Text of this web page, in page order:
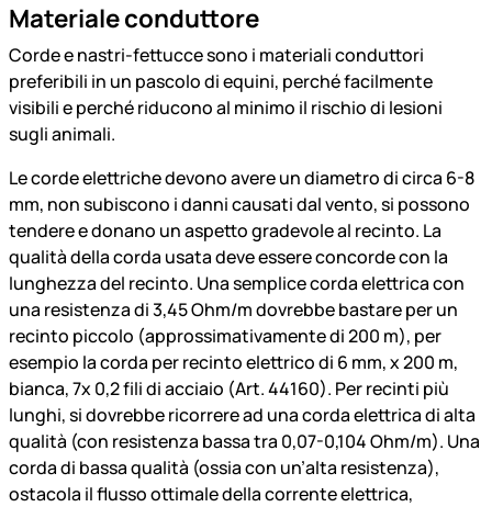
Materiale conduttore
Corde e nastri-fettucce sono i materiali conduttori
preferibili in un pascolo di equini, perché facilmente
visibili e perché riducono al minimo il rischio di lesioni
sugli animali.
Le corde elettriche devono avere un diametro di circa 6-8
mm, non subiscono i danni causati dal vento, si possono
tendere e donano un aspetto gradevole al recinto. La
qualità della corda usata deve essere concorde con la
lunghezza del recinto. Una semplice corda elettrica con
una resistenza di 3,45 Ohm/m dovrebbe bastare per un
recinto piccolo (approssimativamente di 200 m), per
esempio la corda per recinto elettrico di 6 mm, x 200 m,
bianca, 7x 0,2 fili di acciaio (Art. 44160). Per recinti più
lunghi, si dovrebbe ricorrere ad una corda elettrica di alta
qualità (con resistenza bassa tra 0,07-0,104 Ohm/m). Una
corda di bassa qualità (ossia con un’alta resistenza),
ostacola il flusso ottimale della corrente elettrica,